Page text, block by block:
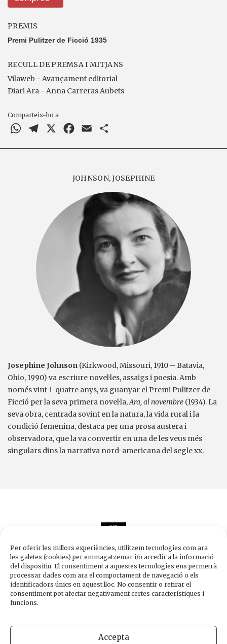
Per oferir les millors experiències, utilitzem tecnologies com ara
les galetes (cookies) per emmagatzemar i/o accedir a la informació
del dispositiu. El consentiment a aquestes tecnologies ens permetrà
processar dades com ara el comportament de navegació o els
identificadors únics en aquest lloc. No consentir o retirar el
consentiment pot afectar negativament certes característiques i
funcions.
Accepta
PREMIS
Premi Pulitzer de Ficció 1935
RECULL DE PREMSA I MITJANS
Vilaweb - Avançament editorial
Diari Ara - Anna Carreras Aubets
Comparteix-ho a
WhatsAppTelegram Facebook
Email
JOHNSON, JOSEPHINE
Josephine Johnson (Kirkwood, Missouri, 1910 – Batavia,
Ohio, 1990) va escriure novel·les, assaigs i poesia. Amb
només vint-i-quatre anys, va guanyar el Premi Pulitzer de
Ficció per la seva primera novel·la,Ara, al novembre (1934). La
seva obra, centrada sovint en la natura, la vida rural i la
condició femenina, destaca per una prosa austera i
observadora, que la va convertir en una de les veus més
singulars dins la narrativa nord-americana del segle xx.
Edicions de 1984
Carrer Trafalgar, 10, 2n-2a A
Fax 934 854 375
1984@edicions1984.cat